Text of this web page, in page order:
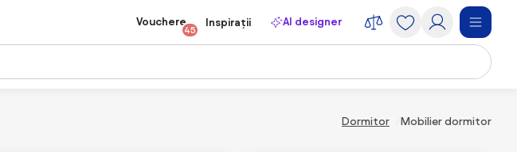
Vouchere
45
Inspirații AI designer
Dormitor Mobilier dormitor